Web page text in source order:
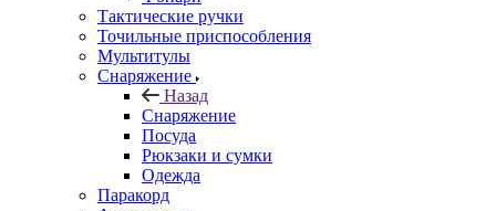
Тактические ручки
Точильные приспособления
Мультитулы
Снаряжение
Назад
Снаряжение
Посуда
Рюкзаки и сумки
Одежда
Паракорд